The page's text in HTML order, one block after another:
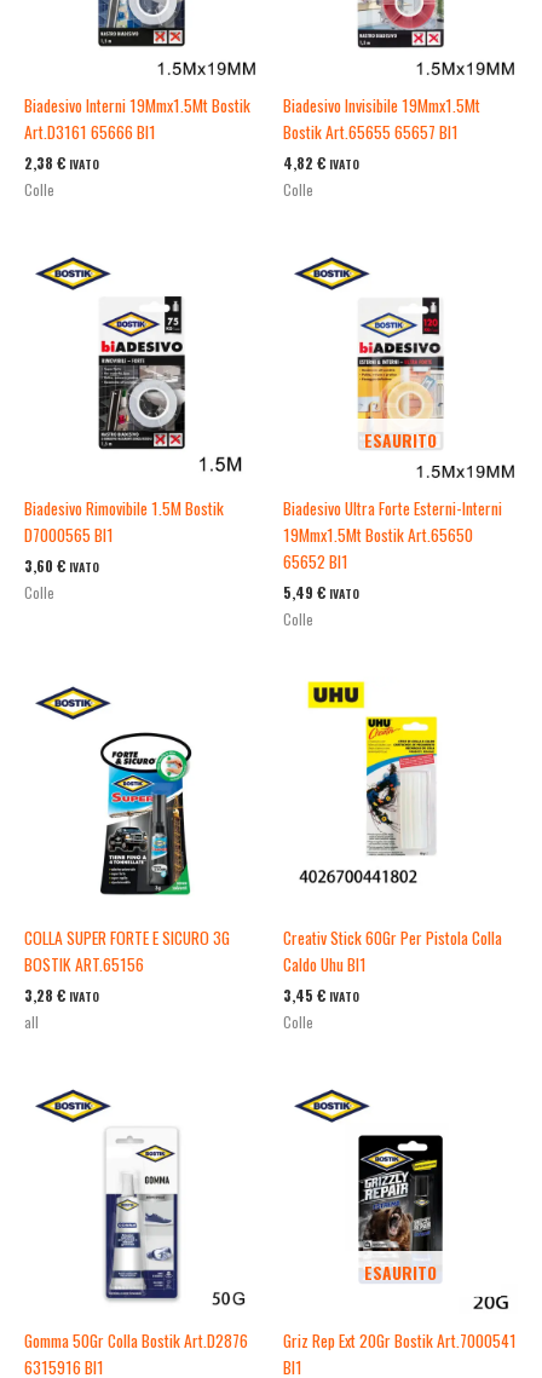
Biadesivo Interni 19Mmx1.5Mt Bostik
Art.D3161 65666 Bl1
2,38 € IVATO
Colle
Biadesivo Invisibile 19Mmx1.5Mt
Bostik Art.65655 65657 Bl1
4,82 € IVATO
Colle
Biadesivo Rimovibile 1.5M Bostik
D7000565 Bl1
3,60 € IVATO
Colle
ESAURITO
Biadesivo Ultra Forte Esterni-Interni
19Mmx1.5Mt Bostik Art.65650
65652 Bl1
5,49 € IVATO
Colle
COLLA SUPER FORTE E SICURO 3G
BOSTIK ART.65156
3,28 € IVATO
all
Creativ Stick 60Gr Per Pistola Colla
Caldo Uhu Bl1
3,45 € IVATO
Colle
Gomma 50Gr Colla Bostik Art.D2876
6315916 Bl1
ESAURITO
Griz Rep Ext 20Gr Bostik Art.7000541
Bl1